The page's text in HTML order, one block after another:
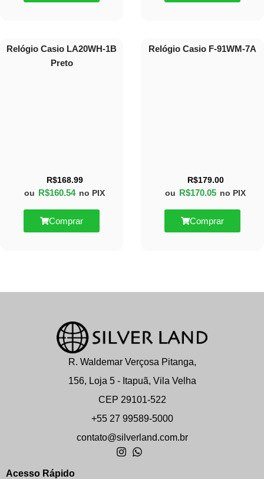
Relógio Casio LA20WH-1B
Preto
R$168.99
ou R$160.54 no PIX
Comprar
Relógio Casio F-91WM-7A
R$179.00
ou R$170.05 no PIX
Comprar
R. Waldemar Verçosa Pitanga,
156, Loja 5 - Itapuã, Vila Velha
CEP 29101-522
+55 27 99589-5000
contato@silverland.com.br
Acesso Rápido